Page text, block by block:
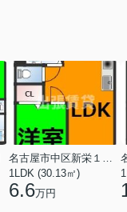
1LDK (30.13㎡)
6.6万円